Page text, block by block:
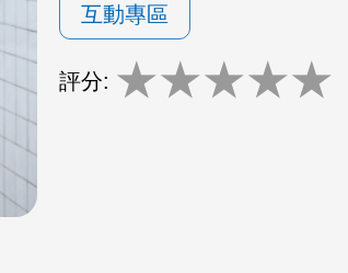
互動專區
評分: ★★★★★